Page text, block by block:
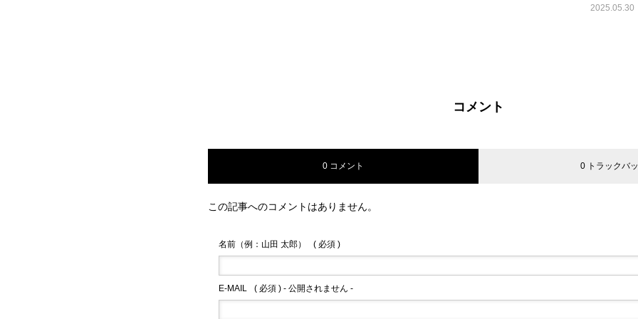
2025.05.30
コメント
0 コメント 0 トラックバ
この記事へのコメントはありません。
名前（例：山田 太郎） ( 必須 )
E-MAIL ( 必須 ) - 公開されません -